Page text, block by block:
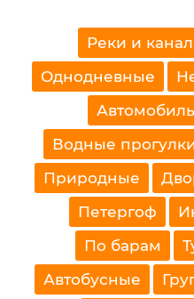
Реки и
Однодневные
Водные
Природные
Петергоф
По барам
Автобусные